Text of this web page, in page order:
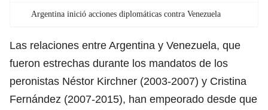
Argentina inició acciones diplomáticas contra Venezuela
Las relaciones entre Argentina y Venezuela, que
fueron estrechas durante los mandatos de los
peronistas Néstor Kirchner (2003-2007) y Cristina
Fernández (2007-2015), han empeorado desde que